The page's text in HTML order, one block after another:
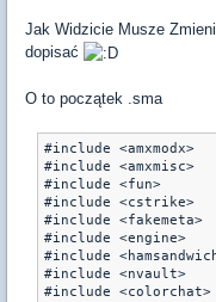
Jak Widzicie Musze
dopisać
O to początek .sma
#include <amxmodx>
#include <amxmisc>
#include <fun>
#include <cstrike>
#include <fakemeta>
#include <engine>
#include
#include <nvault>
#include <colorchat>